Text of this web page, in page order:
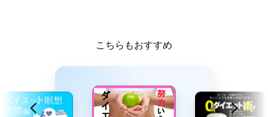
こちらもおすすめ